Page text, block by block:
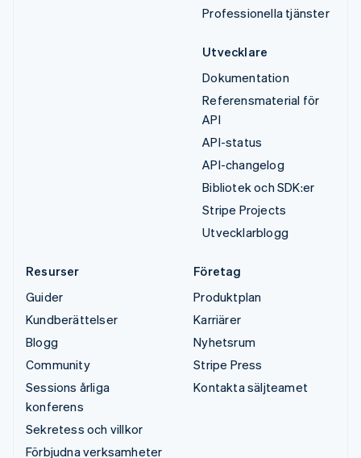
Professionella tjänster
Utvecklare
Dokumentation
Referensmaterial för
API
API-status
API-changelog
Bibliotek och SDK:er
Stripe Projects
Utvecklarblogg
Resurser
Guider
Kundberättelser
Blogg
Community
Sessions årliga
konferens
Sekretess och villkor
Förbjudna verksamheter
Företag
Produktplan
Karriärer
Nyhetsrum
Stripe Press
Kontakta säljteamet